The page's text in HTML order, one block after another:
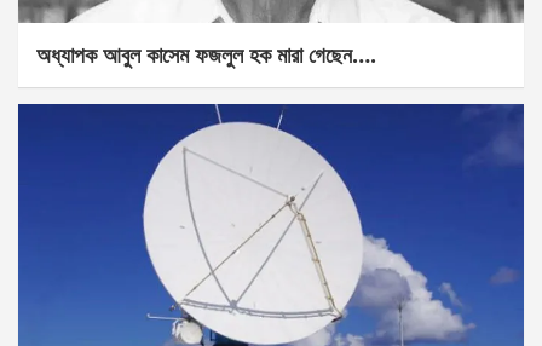
অধ্যাপক আবুল কাসেম ফজলুল হক মারা গেছেন….